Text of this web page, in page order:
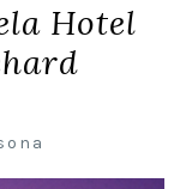
Hotel